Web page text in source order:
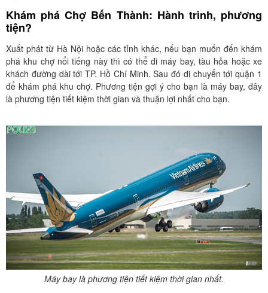
Khám phá Chợ Bến Thành: Hành trình, phương
tiện?
Xuất phát từ Hà Nội hoặc các tỉnh khác, nếu bạn muốn đến khám
phá khu chợ nổi tiếng này thì có thể đi máy bay, tàu hỏa hoặc xe
khách đường dài tới TP. Hồ Chí Minh. Sau đó di chuyển tới quận 1
để khám phá khu chợ. Phương tiện gợi ý cho bạn là máy bay, đây
là phương tiện tiết kiệm thời gian và thuận lợi nhất cho bạn.
Máy bay là phương tiện tiết kiệm thời gian nhất.